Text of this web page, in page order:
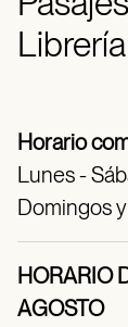
Horario
Lunes -
Domingos
HORARIO
AGOSTO